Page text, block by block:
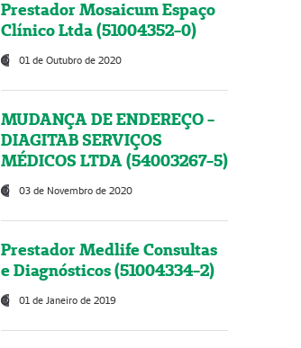
Prestador Mosaicum Espaço
Clínico Ltda (51004352-0)
01 de Outubro de 2020
MUDANÇA DE ENDEREÇO -
DIAGITAB SERVIÇOS
MÉDICOS LTDA (54003267-5)
03 de Novembro de 2020
Prestador Medlife Consultas
e Diagnósticos (51004334-2)
01 de Janeiro de 2019